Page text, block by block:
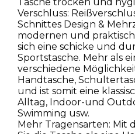
Tasche trocken und
Verschluss:
Schnittes Design &
modernen und
sich eine schicke und
Sportstasche. Mehr als
verschiedene
Handtasche,
und ist somit eine
Alltag, Indoor-und
Swimming usw.
Mehr Tragensarten: Mit